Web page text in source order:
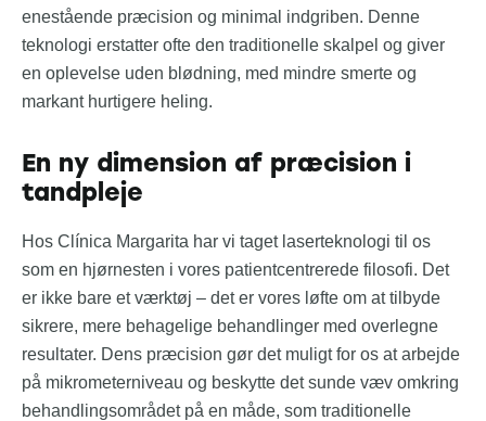
enestående præcision og minimal indgriben. Denne
teknologi erstatter ofte den traditionelle skalpel og giver
en oplevelse uden blødning, med mindre smerte og
markant hurtigere heling.
En ny dimension af præcision i
tandpleje
Hos Clínica Margarita har vi taget laserteknologi til os
som en hjørnesten i vores patientcentrerede filosofi. Det
er ikke bare et værktøj – det er vores løfte om at tilbyde
sikrere, mere behagelige behandlinger med overlegne
resultater. Dens præcision gør det muligt for os at arbejde
på mikrometerniveau og beskytte det sunde væv omkring
behandlingsområdet på en måde, som traditionelle